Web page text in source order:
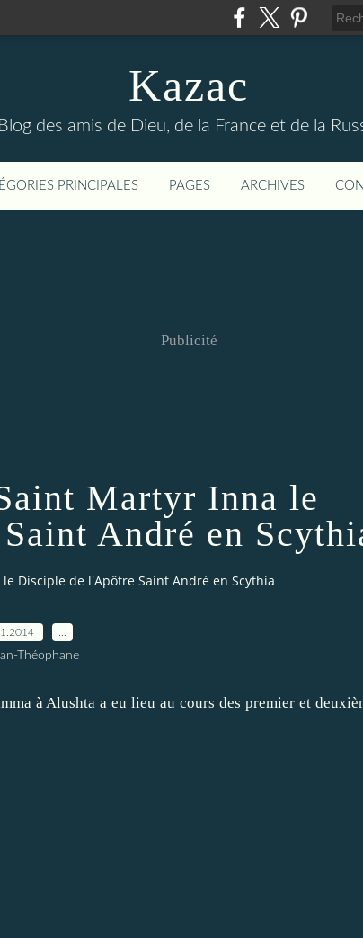
Kazac
Blog des amis de Dieu, de la France et de la
PRINCIPALES PAGES ARCHIVES
Publicité
Martyr Inna le
André en
Disciple de l'Apôtre Saint André en Scythia
Théophane
à Alushta a eu lieu au cours des premier et